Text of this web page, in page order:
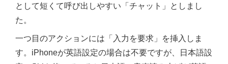
として短くて呼び出しやすい「チャット」としまし
た。
一つ目のアクションには「入力を要求」を挿入しま
す。iPhoneが英語設定の場合は不要ですが、日本語設